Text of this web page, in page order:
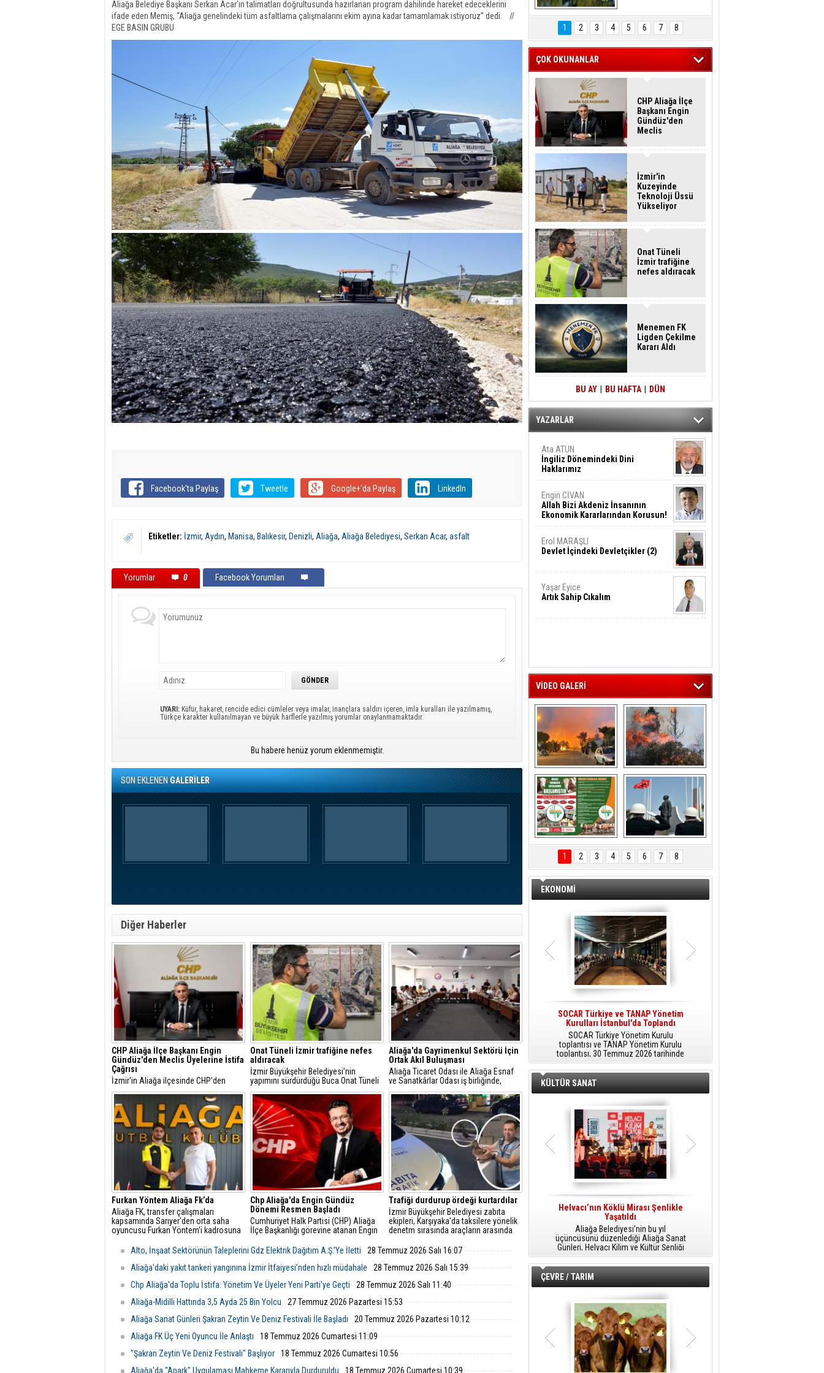
Aliağa Belediye Başkanı Serkan Acar’ın talimatları doğrultusunda hazırlanan program dahilinde hareket edeceklerini
ifade eden Memiş, “Aliağa genelindeki tüm asfaltlama çalışmalarını ekim ayına kadar tamamlamak istiyoruz” dedi. //
EGE BASIN GRUBU
Facebook'ta Paylaş Tweetle Google+'da Paylaş LinkedIn
Etiketler: İzmir, Aydın, Manisa, Balıkesir, Denizli, Aliağa, Aliağa Belediyesi, Serkan Acar, asfalt
Yorumlar 0 Facebook Yorumları
UYARI: Küfür, hakaret, rencide edici cümleler veya imalar, inançlara saldırı içeren, imla kuralları ile yazılmamış,
Türkçe karakter kullanılmayan ve büyük harflerle yazılmış yorumlar onaylanmamaktadır.
Bu habere henüz yorum eklenmemiştir.
SON EKLENENGALERİLER
Diğer Haberler
CHP Aliağa İlçe Başkanı Engin
Gündüz'den Meclis Üyelerine İstifa
Çağrısı
İzmir'in Aliağa ilçesinde CHP'den
ayrılan ve ayrılması gündemde olan
belediye meclis üyelerine tepki
gösteren CHP Aliağa İlçe Başkanı
Engin Gündüz, yazılı bir açıklama
yaparak meclis üyeliği görevlerinden
de istifa edilmesini istedi.
Onat Tüneli İzmir trafiğine nefes
aldıracak
İzmir Büyükşehir Belediyesi’nin
yapımını sürdürdüğü Buca Onat Tüneli
tamamlandığında, Buca ile Bornova
arasındaki ulaşım 45 dakikadan 10
dakikaya inecek.
Aliağa'da Gayrimenkul Sektörü İçin
Ortak Akıl Buluşması
Aliağa Ticaret Odası ile Aliağa Esnaf
ve Sanatkârlar Odası iş birliğinde,
ilçede faaliyet gösteren gayrimenkul
danışmanlarıyla sektörel istişare
toplantısı gerçekleştirildi.
Furkan Yöntem Aliağa Fk’da
​Aliağa FK, transfer çalışmaları
kapsamında Sarıyer'den orta saha
oyuncusu Furkan Yöntem'i kadrosuna
Chp Aliağa'da Engin Gündüz
Dönemi Resmen Başladı
Cumhuriyet Halk Partisi (CHP) Aliağa
İlçe Başkanlığı görevine atanan Engin
yaptığı açıklamayla yeni döneme ilişkin
Trafiği durdurup ördeği kurtardılar
İzmir Büyükşehir Belediyesi zabıta
ekipleri, Karşıyaka'da taksilere yönelik
denetm sırasında araçların arasında
trafiği durdurdu.
Alto, İnşaat Sektörünün Taleplerini Gdz Elektrik Dağıtım A.Ş.’Ye İletti
28 Temmuz 2026 Salı 16:07
Aliağa'daki yakıt tankeri yangınına İzmir İtfaiyesi’nden hızlı müdahale
28 Temmuz 2026 Salı 15:39
Chp Aliağa'da Toplu İstifa: Yönetim Ve Üyeler Yeni Parti'ye Geçti
28 Temmuz 2026 Salı 11:40
Aliağa-Midilli Hattında 3,5 Ayda 25 Bin Yolcu
27 Temmuz 2026 Pazartesi 15:53
Aliağa Sanat Günleri Şakran Zeytin Ve Deniz Festivali İle Başladı
20 Temmuz 2026 Pazartesi 10:12
Aliağa FK Üç Yeni Oyuncu İle Anlaştı
18 Temmuz 2026 Cumartesi 11:09
"Şakran Zeytin Ve Deniz Festivali" Başlıyor
18 Temmuz 2026 Cumartesi 10:56
Aliağa'da "Apark" Uygulaması Mahkeme Kararıyla Durduruldu
18 Temmuz 2026 Cumartesi 10:39
Hasan Eser'in
Objektifinden
1 2 3 4 5 6 7 8
ÇOK OKUNANLAR
CHP Aliağa İlçe
Başkanı Engin
Gündüz'den
Meclis
Çağrısı
İzmir'in
Kuzeyinde
Teknoloji Üssü
Yükseliyor
Onat Tüneli
İzmir trafiğine
nefes aldıracak
Menemen FK
Ligden Çekilme
Kararı Aldı
BU AY BU HAFTA DÜN
YAZARLAR
Ata ATUN
İngiliz Dönemindeki Dini
Haklarımız
Engin CİVAN
Allah Bizi Akdeniz İnsanının
Ekonomik Kararlarından Korusun!
Erol MARAŞLI
Devlet İçindeki Devletçikler (2)
Yaşar Eyice
Artık Sahip Cıkalım
VİDEO GALERİ
Aliağa ‘da  otluk
alanda çıkan
yangın evlere
sıçramadan
söndürüldü
Aliağa'nın Ciğerleri
ÖNAL TARIM
TANITIM FİLMİ
Aliağa'da Polis
Haftası Kutlandı
1 2 3 4 5 6 7 8
EKONOMİ
SOCAR Türkiye ve TANAP Yönetim
Kurulları İstanbul'da Toplandı
SOCAR Türkiye Yönetim Kurulu
toplantısı ve TANAP Yönetim Kurulu
toplantısı, 30 Temmuz 2026 tarihinde
İstanbul’da gerçekleştirildi.
hidrojen teknolojileri alanında yenilikçi
projelere öncülük ediyor.
KÜLTÜR SANAT
Helvacı’nın Köklü Mirası Şenlikle
Yaşatıldı
Aliağa Belediyesi’nin bu yıl
üçüncüsünü düzenlediği Aliağa Sanat
Günleri, Helvacı Kilim ve Kültür Şenliği
ile Helvacı’da renkli bir güne sahne
oldu.
birbirinden renkli etkinliklerle devam
ÇEVRE / TARIM